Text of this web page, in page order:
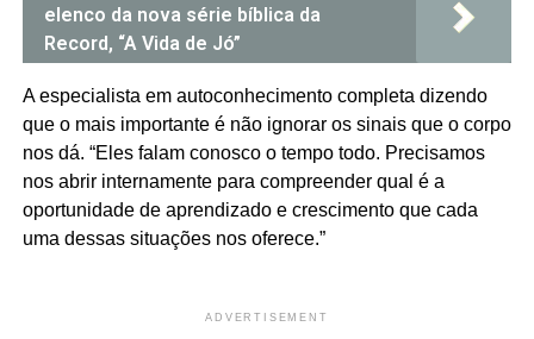
elenco da nova série bíblica da
Record, “A Vida de Jó”
A especialista em autoconhecimento completa dizendo
que o mais importante é não ignorar os sinais que o corpo
nos dá. “Eles falam conosco o tempo todo. Precisamos
nos abrir internamente para compreender qual é a
oportunidade de aprendizado e crescimento que cada
uma dessas situações nos oferece.”
ADVERTISEMENT